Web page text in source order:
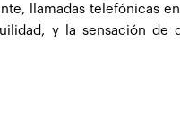
llamadas telefónicas
y la sensación